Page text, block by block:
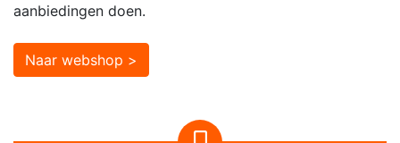
aanbiedingen doen.
Naar webshop >